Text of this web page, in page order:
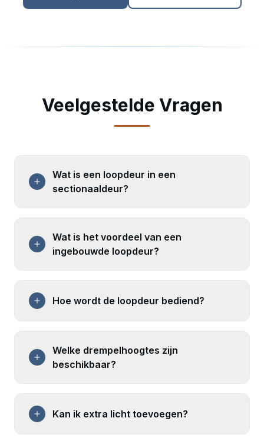
Veelgestelde Vragen
Wat is een loopdeur in een
sectionaaldeur?
Wat is het voordeel van een
ingebouwde loopdeur?
Hoe wordt de loopdeur bediend?
Welke drempelhoogtes zijn
beschikbaar?
Kan ik extra licht toevoegen?